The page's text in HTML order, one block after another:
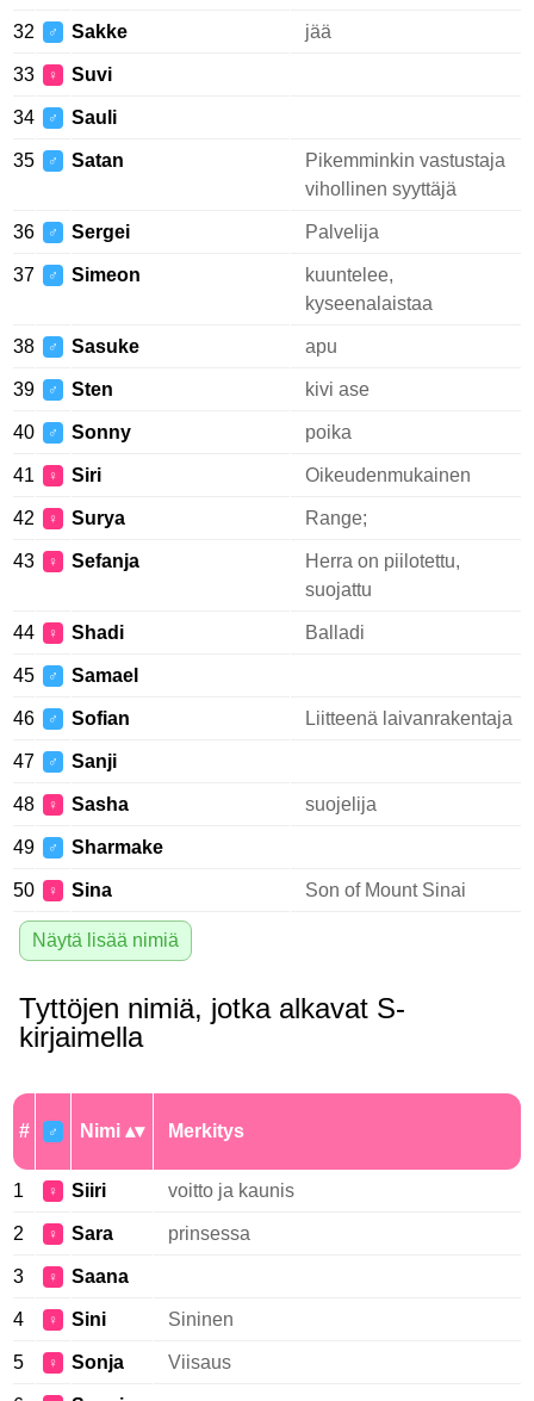
32 ♂ Sakke jää
33 ♀ Suvi
34 ♂ Sauli
35 ♂ Satan
Pikemminkin vastustaja
vihollinen syyttäjä
36 ♂ Sergei Palvelija
37 ♂ Simeon
kuuntelee,
kyseenalaistaa
38 ♂ Sasuke apu
39 ♂ Sten kivi ase
40 ♂ Sonny poika
41 ♀ Siri Oikeudenmukainen
42 ♀ Surya Range;
43 ♀ Sefanja
Herra on piilotettu,
suojattu
44 ♀ Shadi Balladi
45 ♂ Samael
46 ♂ Sofian Liitteenä laivanrakentaja
47 ♂ Sanji
48 ♀ Sasha suojelija
49 ♂ Sharmake
50 ♀ Sina Son of Mount Sinai
Näytä lisää nimiä
Tyttöjen nimiä, jotka alkavat S-
kirjaimella
# ♂ Nimi Merkitys
1 ♀ Siiri voitto ja kaunis
2 ♀ Sara prinsessa
3 ♀ Saana
4 ♀ Sini Sininen
5 ♀ Sonja Viisaus